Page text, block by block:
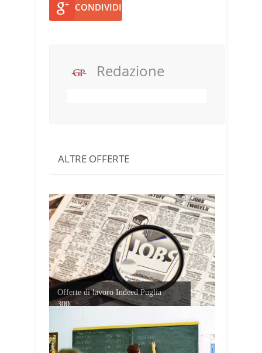
CONDIVIDI
Redazione
ALTRE OFFERTE
Offerte di lavoro Indeed Puglia
300...